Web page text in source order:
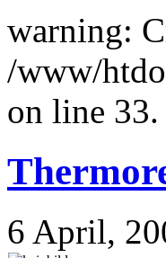
warning:
/www/
on line 33.
6 April,